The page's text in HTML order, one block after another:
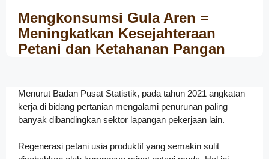
Mengkonsumsi Gula Aren =
Meningkatkan Kesejahteraan
Petani dan Ketahanan Pangan
Menurut Badan Pusat Statistik, pada tahun 2021 angkatan
kerja di bidang pertanian mengalami penurunan paling
banyak dibandingkan sektor lapangan pekerjaan lain.
Regenerasi petani usia produktif yang semakin sulit